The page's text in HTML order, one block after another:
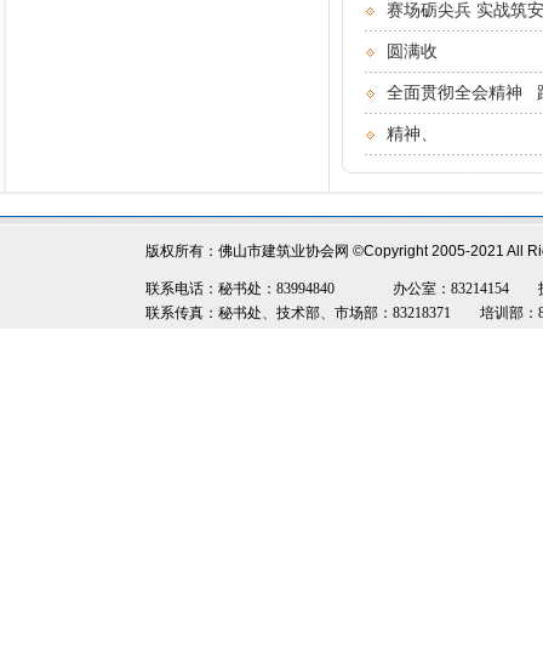
赛场砺尖兵 实战筑
圆满收
全面贯彻全会精神
精神、
版权所有：佛山市建筑业协会网 ©Copyright 2005-2021 All
联系电话：秘书处：83994840 办公室：83214154 技
联系传真：秘书处、技术部、市场部：83218371 培训部